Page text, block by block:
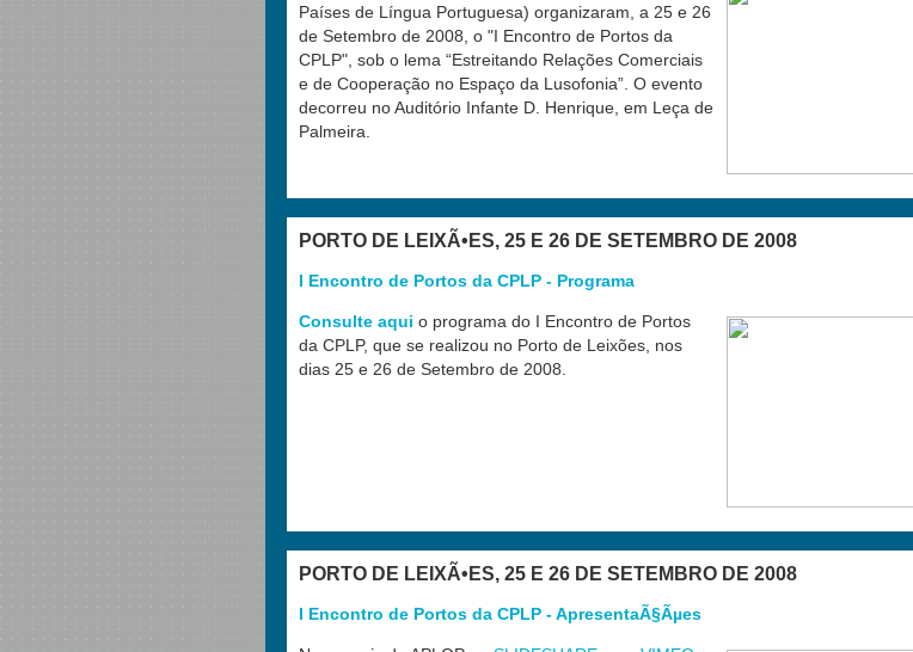
Países de Língua Portuguesa) organizaram, a 25 e 26
de Setembro de 2008, o "I Encontro de Portos da
CPLP", sob o lema “Estreitando Relações Comerciais
e de Cooperação no Espaço da Lusofonia”. O evento
decorreu no Auditório Infante D. Henrique, em Leça de
Palmeira.
PORTO DE LEIXÃ•ES, 25 E 26 DE SETEMBRO DE 2008
I Encontro de Portos da CPLP - Programa
Consulte aqui o programa do I Encontro de Portos
da CPLP, que se realizou no Porto de Leixões, nos
dias 25 e 26 de Setembro de 2008.
PORTO DE LEIXÃ•ES, 25 E 26 DE SETEMBRO DE 2008
I Encontro de Portos da CPLP - ApresentaÃ§Ãµes